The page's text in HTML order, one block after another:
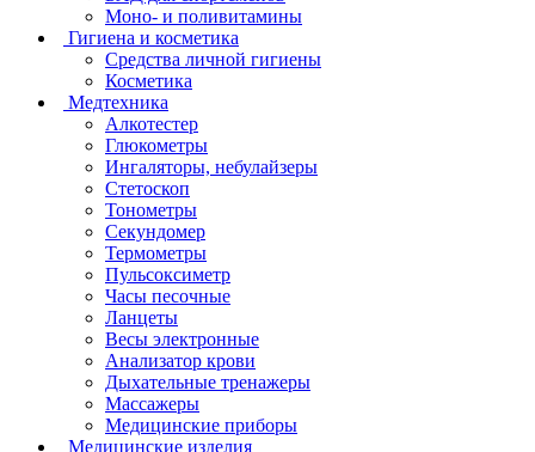
Моно- и поливитамины
Гигиена и косметика
Средства личной гигиены
Косметика
Медтехника
Алкотестер
Глюкометры
Ингаляторы, небулайзеры
Стетоскоп
Тонометры
Секундомер
Термометры
Пульсоксиметр
Часы песочные
Ланцеты
Весы электронные
Анализатор крови
Дыхательные тренажеры
Массажеры
Медицинские приборы
Медицинские изделия